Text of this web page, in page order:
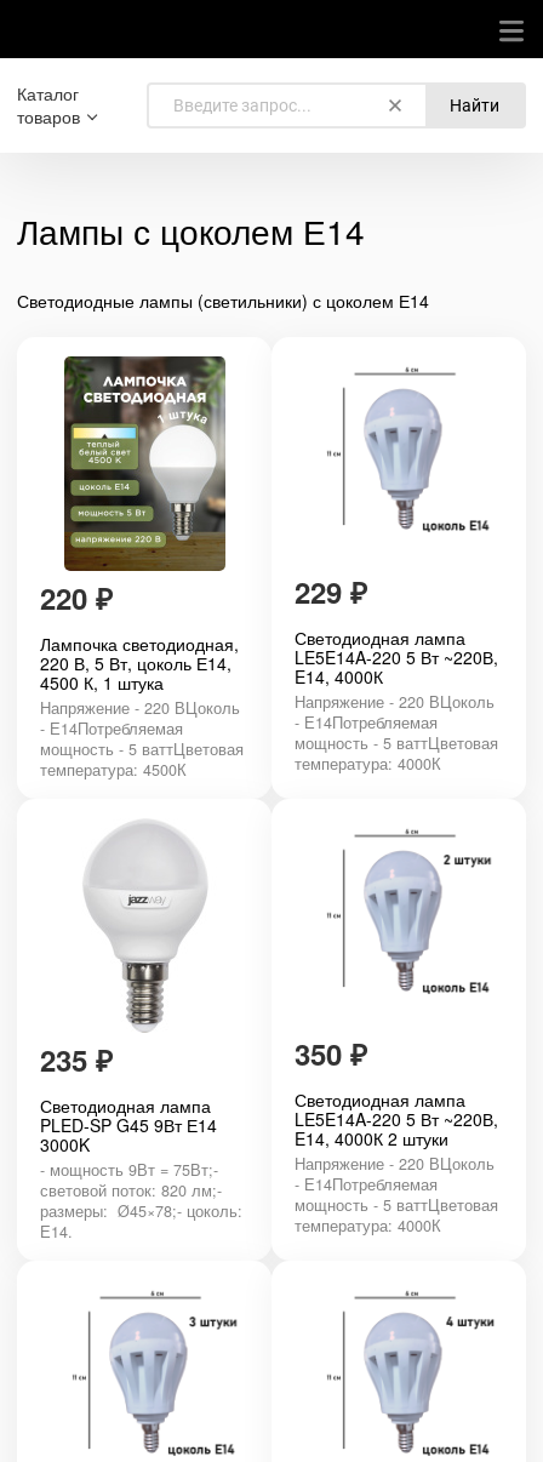
Каталог
товаров
Найти
Лампы с цоколем Е14
Светодиодные лампы (светильники) с цоколем Е14
220 ₽
Лампочка светодиодная,
220 В, 5 Вт, цоколь Е14,
4500 К, 1 штука
Напряжение - 220 ВЦоколь
- Е14Потребляемая
мощность - 5 ваттЦветовая
температура: 4500К
229 ₽
Светодиодная лампа
LE5E14A-220 5 Вт ~220В,
E14, 4000К
Напряжение - 220 ВЦоколь
- Е14Потребляемая
мощность - 5 ваттЦветовая
температура: 4000К
235 ₽
Светодиодная лампа
PLED-SP G45 9Вт Е14
3000K
- мощность 9Вт = 75Вт;-
световой поток: 820 лм;-
размеры: Ø45×78;- цоколь:
Е14.
350 ₽
Светодиодная лампа
LE5E14A-220 5 Вт ~220В,
E14, 4000К 2 штуки
Напряжение - 220 ВЦоколь
- Е14Потребляемая
мощность - 5 ваттЦветовая
температура: 4000К